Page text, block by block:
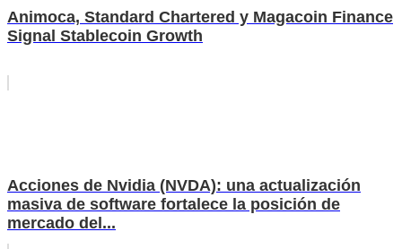
Animoca, Standard Chartered y Magacoin Finance
Signal Stablecoin Growth
Acciones de Nvidia (NVDA): una actualización
masiva de software fortalece la posición de
mercado del...